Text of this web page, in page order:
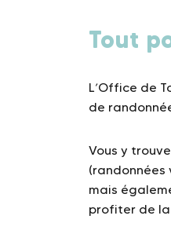
Tout
L’Office de
de
Vous y
(randonnées
mais
profiter de